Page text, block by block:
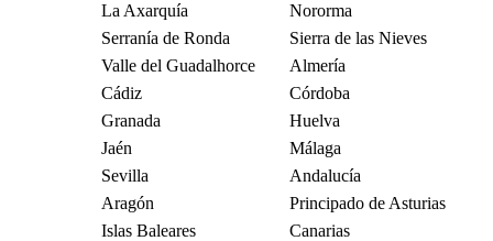
La Axarquía
Nororma
Serranía de Ronda
Sierra de las Nieves
Valle del Guadalhorce
Almería
Cádiz
Córdoba
Granada
Huelva
Jaén
Málaga
Sevilla
Andalucía
Aragón
Principado de Asturias
Islas Baleares
Canarias